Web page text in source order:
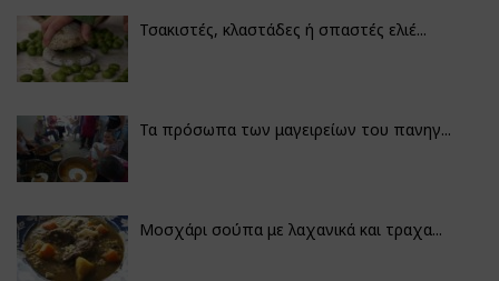
Τσακιστές, κλαστάδες ή σπαστές ελιέ...
Τα πρόσωπα των μαγειρείων του πανηγ...
Μοσχάρι σούπα με λαχανικά και τραχα...